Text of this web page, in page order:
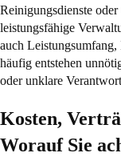
Reinigungsdienste
leistungsfähige
auch
häufig entstehen
oder unklare
Kosten,
Worauf Sie